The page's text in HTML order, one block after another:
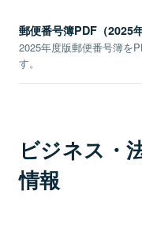
郵便番号簿PDF（2025
2025年度版郵便番号簿を
す。
ビジネス・
情報